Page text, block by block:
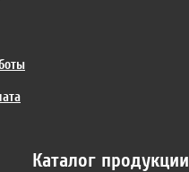
Каталог продукции